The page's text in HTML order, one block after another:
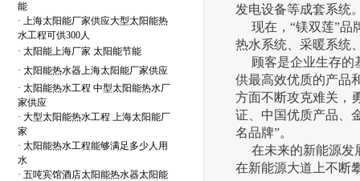
能
· 上海太阳能厂家供应大型太阳能热
水工程可供300人
· 太阳能上海厂家 太阳能节能
· 太阳能热水器上海太阳能厂家供应
· 太阳能热水工程 中型太阳能热水厂
家供应
· 大型太阳能热水工程 上海太阳能厂
家
· 太阳能热水工程能够满足多少人用
水
· 五吨宾馆酒店太阳能热水器太阳能
发电设备等成套系统
现在，“镁双莲”品
热水系统、采暖系统
顾客是企业生存的
供最高效优质的产品
方面不断攻克难关，
证、中国优质产品、
名品牌”。
在未来的新能源发
在新能源大道上不断